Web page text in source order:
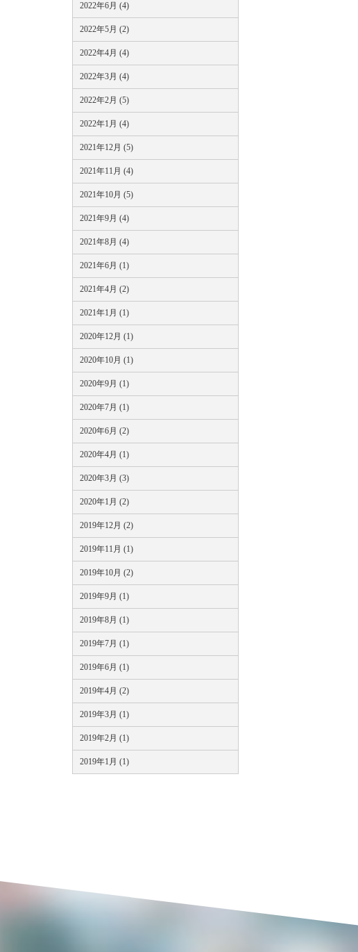
2022年6月 (4)
2022年5月 (2)
2022年4月 (4)
2022年3月 (4)
2022年2月 (5)
2022年1月 (4)
2021年12月 (5)
2021年11月 (4)
2021年10月 (5)
2021年9月 (4)
2021年8月 (4)
2021年6月 (1)
2021年4月 (2)
2021年1月 (1)
2020年12月 (1)
2020年10月 (1)
2020年9月 (1)
2020年7月 (1)
2020年6月 (2)
2020年4月 (1)
2020年3月 (3)
2020年1月 (2)
2019年12月 (2)
2019年11月 (1)
2019年10月 (2)
2019年9月 (1)
2019年8月 (1)
2019年7月 (1)
2019年6月 (1)
2019年4月 (2)
2019年3月 (1)
2019年2月 (1)
2019年1月 (1)